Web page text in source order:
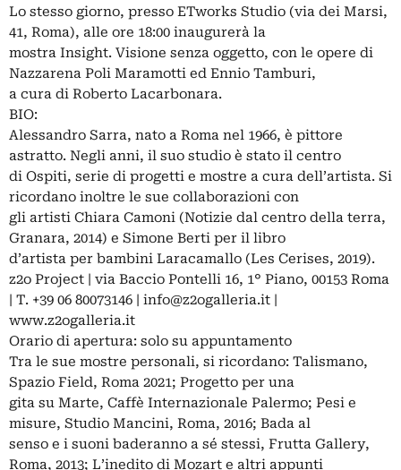
Lo stesso giorno, presso ETworks Studio (via dei Marsi,
41, Roma), alle ore 18:00 inaugurerà la
mostra Insight. Visione senza oggetto, con le opere di
Nazzarena Poli Maramotti ed Ennio Tamburi,
a cura di Roberto Lacarbonara.
BIO:
Alessandro Sarra, nato a Roma nel 1966, è pittore
astratto. Negli anni, il suo studio è stato il centro
di Ospiti, serie di progetti e mostre a cura dell’artista. Si
ricordano inoltre le sue collaborazioni con
gli artisti Chiara Camoni (Notizie dal centro della terra,
Granara, 2014) e Simone Berti per il libro
d’artista per bambini Laracamallo (Les Cerises, 2019).
z2o Project | via Baccio Pontelli 16, 1° Piano, 00153 Roma
| T. +39 06 80073146 | info@z2ogalleria.it |
www.z2ogalleria.it
Orario di apertura: solo su appuntamento
Tra le sue mostre personali, si ricordano: Talismano,
Spazio Field, Roma 2021; Progetto per una
gita su Marte, Caffè Internazionale Palermo; Pesi e
misure, Studio Mancini, Roma, 2016; Bada al
senso e i suoni baderanno a sé stessi, Frutta Gallery,
Roma, 2013; L’inedito di Mozart e altri appunti